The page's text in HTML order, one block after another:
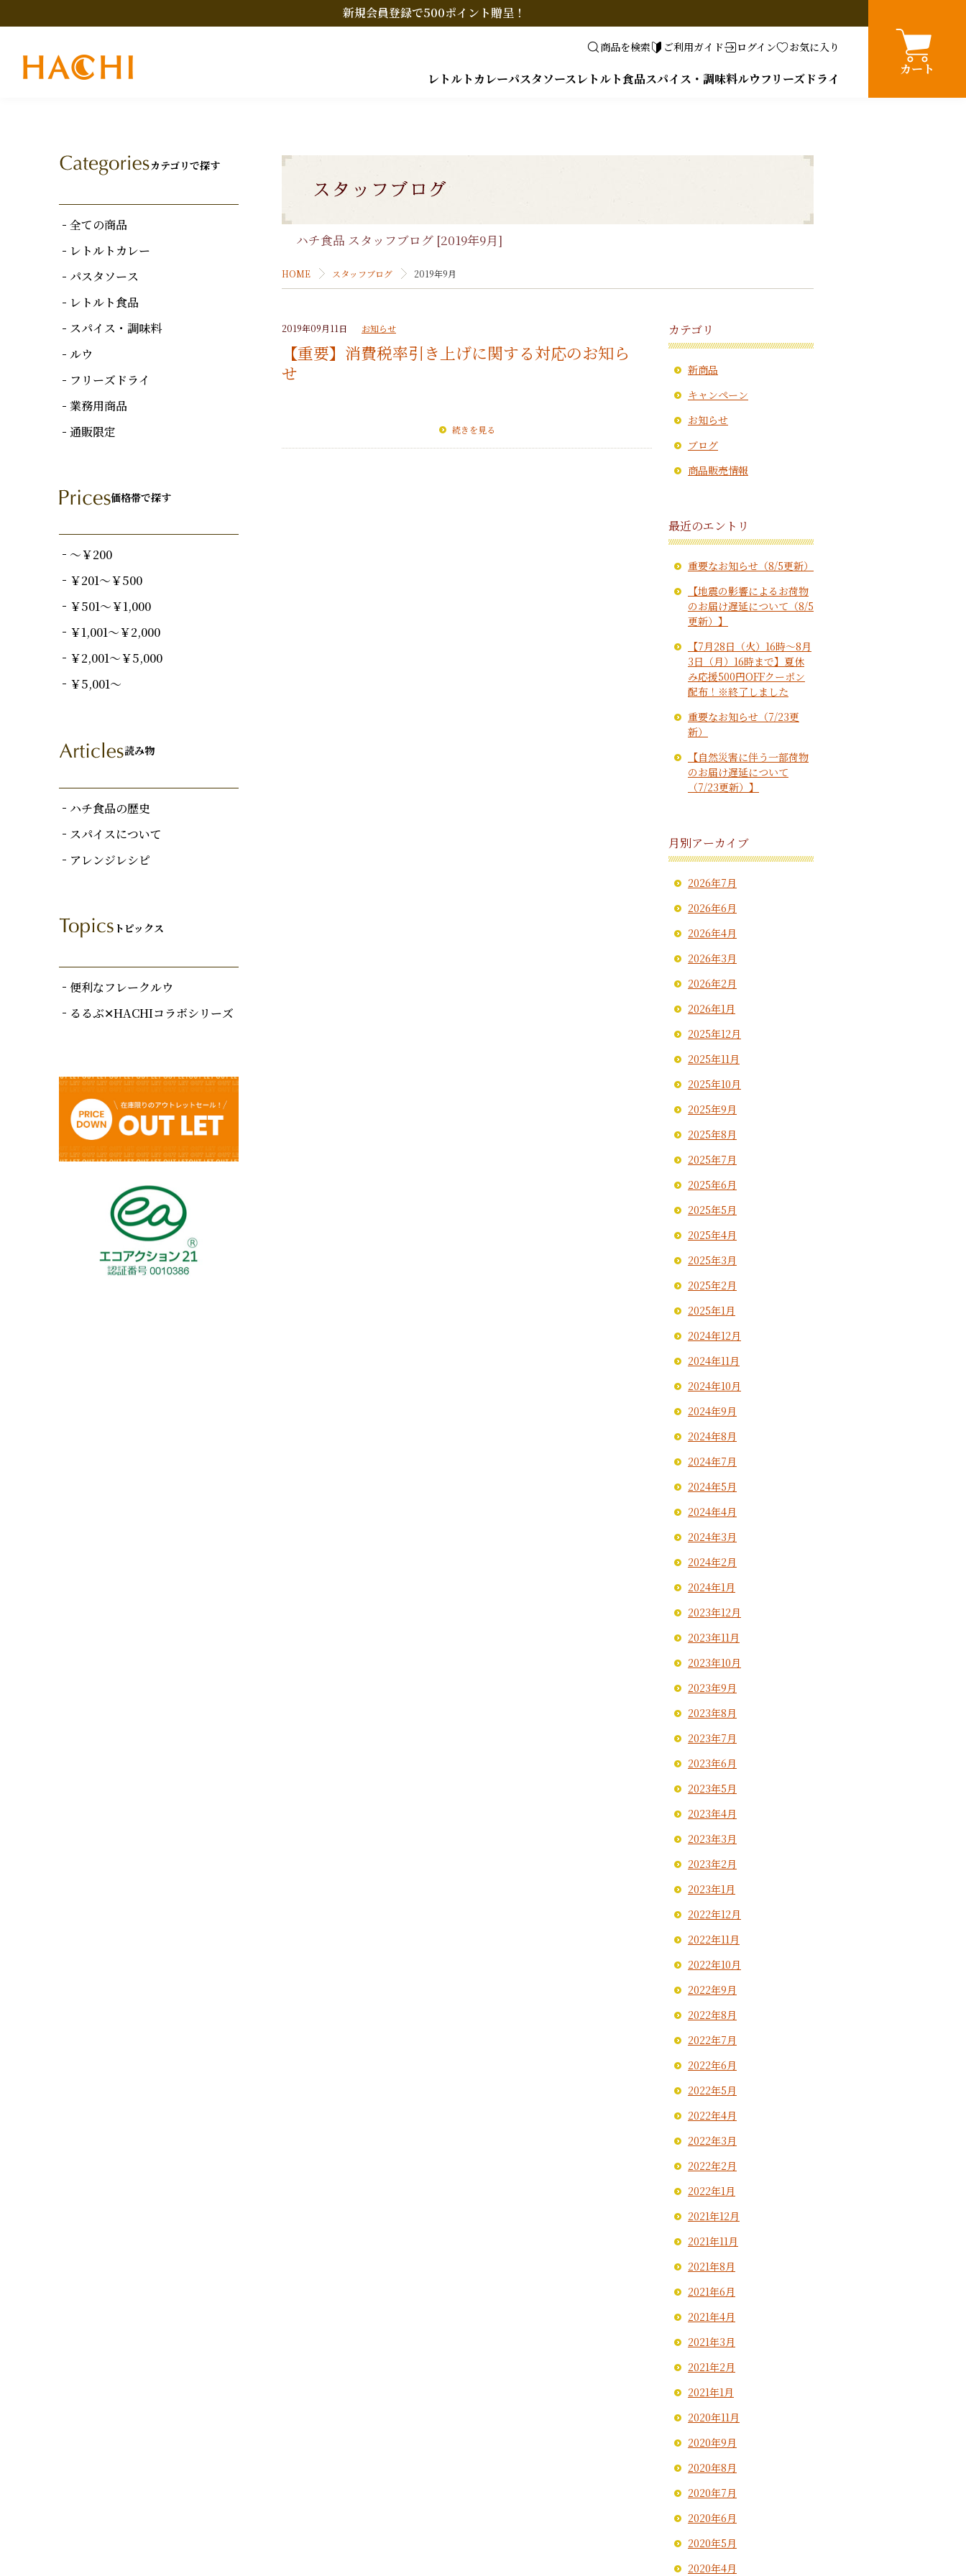
新規会員登録で500ポイント贈呈！
商品を検索 ご利用ガイド ログイン お気に入り
レトルトカレーパスタソースレトルト食品スパイス・調味料ルウフリーズドライ
カート
カテゴリで探す
全ての商品
レトルトカレー
パスタソース
レトルト食品
スパイス・調味料
ルウ
フリーズドライ
業務用商品
通販限定
価格帯で探す
～￥200
￥201～￥500
￥501～￥1,000
￥1,001～￥2,000
￥2,001～￥5,000
￥5,001～
読み物
ハチ食品の歴史
スパイスについて
アレンジレシピ
トピックス
便利なフレークルウ
るるぶ✕HACHIコラボシリーズ
ハチ食品 スタッフブログ [2019年9月]
HOME スタッフブログ 2019年9月
2019年09月11日 お知らせ
【重要】消費税率引き上げに関する対応のお知ら
せ
続きを見る
カテゴリ
新商品
キャンペーン
お知らせ
ブログ
商品販売情報
最近のエントリ
重要なお知らせ（8/5更新）
【地震の影響によるお荷物
のお届け遅延について（8/5
更新）】
【7月28日（火）16時～8月
3日（月）16時まで】夏休
み応援500円OFFクーポン
配布！※終了しました
重要なお知らせ（7/23更
新）
【自然災害に伴う一部荷物
のお届け遅延について
（7/23更新）】
月別アーカイブ
2026年7月
2026年6月
2026年4月
2026年3月
2026年2月
2026年1月
2025年12月
2025年11月
2025年10月
2025年9月
2025年8月
2025年7月
2025年6月
2025年5月
2025年4月
2025年3月
2025年2月
2025年1月
2024年12月
2024年11月
2024年10月
2024年9月
2024年8月
2024年7月
2024年5月
2024年4月
2024年3月
2024年2月
2024年1月
2023年12月
2023年11月
2023年10月
2023年9月
2023年8月
2023年7月
2023年6月
2023年5月
2023年4月
2023年3月
2023年2月
2023年1月
2022年12月
2022年11月
2022年10月
2022年9月
2022年8月
2022年7月
2022年6月
2022年5月
2022年4月
2022年3月
2022年2月
2022年1月
2021年12月
2021年11月
2021年8月
2021年6月
2021年4月
2021年3月
2021年2月
2021年1月
2020年11月
2020年9月
2020年8月
2020年7月
2020年6月
2020年5月
2020年4月